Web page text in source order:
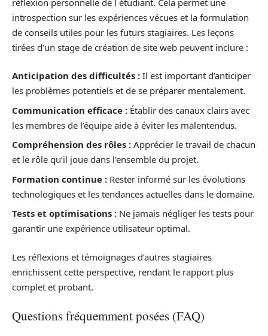
introspection sur les expériences vécues et la formulation
de conseils utiles pour les futurs stagiaires. Les leçons
tirées d’un stage de création de site web peuvent inclure :
Anticipation des difficultés : Il est important d’anticiper
les problèmes potentiels et de se préparer mentalement.
Communication efficace : Établir des canaux clairs avec
les membres de l’équipe aide à éviter les malentendus.
Compréhension des rôles : Apprécier le travail de chacun
et le rôle qu’il joue dans l’ensemble du projet.
Formation continue : Rester informé sur les évolutions
technologiques et les tendances actuelles dans le domaine.
Tests et optimisations : Ne jamais négliger les tests pour
garantir une expérience utilisateur optimal.
Les réflexions et témoignages d’autres stagiaires
enrichissent cette perspective, rendant le rapport plus
complet et probant.
Questions fréquemment posées (FAQ)